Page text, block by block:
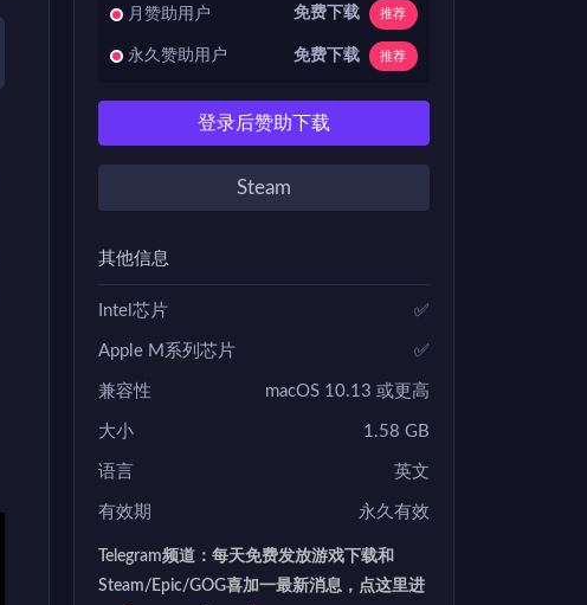
月赞助用户 免费下载 推荐
永久赞助用户 免费下载 推荐
登录后赞助下载
Steam
其他信息
Intel芯片 ✅
Apple M系列芯片 ✅
兼容性 macOS 10.13 或更高
大小 1.58 GB
语言 英文
有效期 永久有效
Telegram频道：每天免费发放游戏下载和
Steam/Epic/GOG喜加一最新消息，点这里进